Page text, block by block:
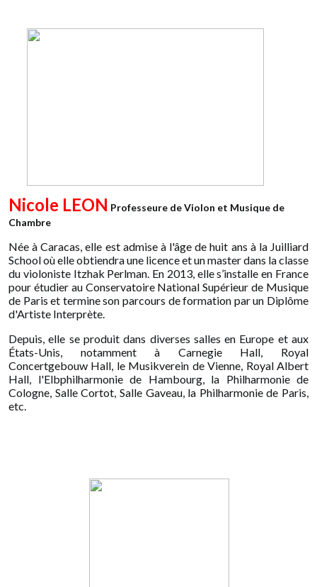
Nicole LEON Professeure de Violon et Musique de
Chambre
Née à Caracas, elle est admise à l'âge de huit ans à la Juilliard
School où elle obtiendra une licence et un master dans la classe
du violoniste Itzhak Perlman. En 2013, elle s’installe en France
pour étudier au Conservatoire National Supérieur de Musique
de Paris et termine son parcours de formation par un Diplôme
d'Artiste Interprète.
Depuis, elle se produit dans diverses salles en Europe et aux
États-Unis, notamment à Carnegie Hall, Royal
Concertgebouw Hall, le Musikverein de Vienne, Royal Albert
Hall, l'Elbphilharmonie de Hambourg, la Philharmonie de
Cologne, Salle Cortot, Salle Gaveau, la Philharmonie de Paris,
etc.